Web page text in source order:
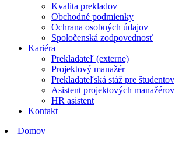
Kvalita prekladov
Obchodné podmienky
Ochrana osobných údajov
Spoločenská zodpovednosť
Kariéra
Prekladateľ (externe)
Projektový manažér
Prekladateľská stáž pre študentov
Asistent projektových manažérov
HR asistent
Kontakt
Domov